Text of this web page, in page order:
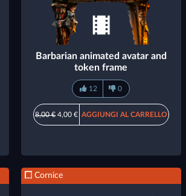
Barbarian animated avatar and
token frame
12 0
8,00 €4,00 € AGGIUNGI AL CARRELLO
Cornice